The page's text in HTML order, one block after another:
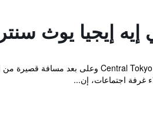
إيجيا يوث سنتر